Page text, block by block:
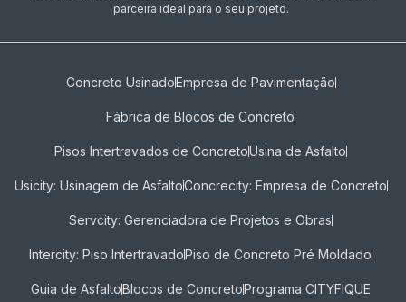
parceira ideal para o seu projeto.
Concreto UsinadoEmpresa de Pavimentação
Fábrica de Blocos de Concreto
Pisos Intertravados de Concreto​Usina de Asfalto
Usicity: Usinagem de AsfaltoConcrecity: Empresa de Concreto
Servcity: Gerenciadora de Projetos e Obras
Intercity: Piso IntertravadoPiso de Concreto Pré Moldado
Guia de AsfaltoBlocos de ConcretoPrograma CITYFIQUE